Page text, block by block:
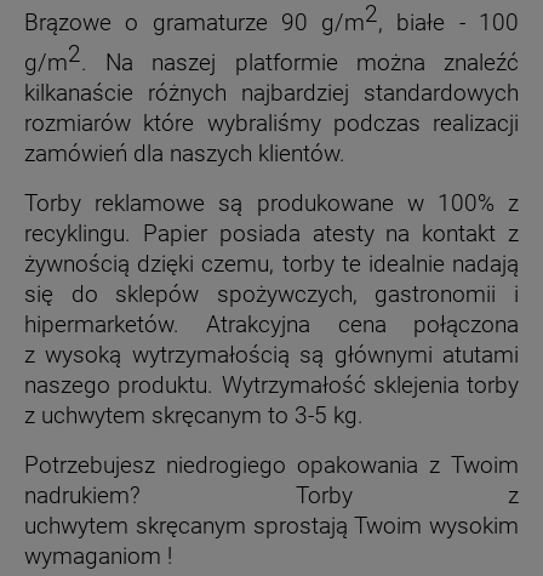
Brązowe o gramaturze 90 g/m2, białe - 100
g/m2. Na naszej platformie można znaleźć
kilkanaście różnych najbardziej standardowych
rozmiarów które wybraliśmy podczas realizacji
zamówień dla naszych klientów.
Torby reklamowe są produkowane w 100% z
recyklingu. Papier posiada atesty na kontakt z
żywnością dzięki czemu, torby te idealnie nadają
się do sklepów spożywczych, gastronomii i
hipermarketów. Atrakcyjna cena połączona
z wysoką wytrzymałością są głównymi atutami
naszego produktu. Wytrzymałość sklejenia torby
z uchwytem skręcanym to 3-5 kg.
Potrzebujesz niedrogiego opakowania z Twoim
nadrukiem? Torby z
uchwytem skręcanym sprostają Twoim wysokim
wymaganiom !